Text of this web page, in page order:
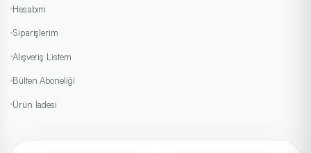
Hesabım
Siparişlerim
Alışveriş Listem
Bülten Aboneliği
Ürün İadesi